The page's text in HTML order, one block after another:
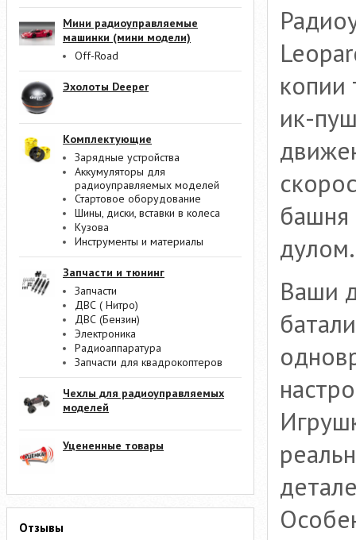
Мини радиоуправляемые
машинки (мини модели)
Off-Road
Эхолоты Deeper
Комплектующие
Зарядные устройства
Аккумуляторы для
радиоуправляемых моделей
Стартовое оборудование
Шины, диски, вставки в колеса
Кузова
Инструменты и материалы
Запчасти и тюнинг
Запчасти
ДВС ( Нитро)
ДВС (Бензин)
Электроника
Радиоаппаратура
Запчасти для квадрокоптеров
Чехлы для радиоуправляемых
моделей
Уцененные товары
Отзывы
копии
ик-
дулом.
Ваши